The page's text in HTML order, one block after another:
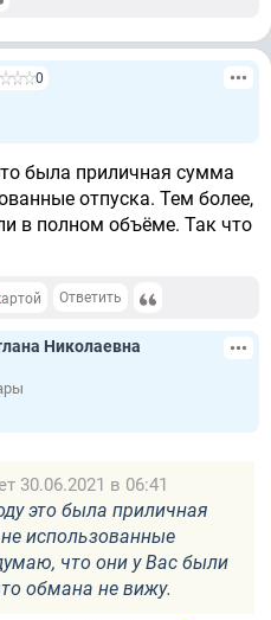
0
была приличная сумма
отпуска. Тем более,
в полном объёме. Так что
Ответить
Николаевна
30.06.2021 в 06:41
это была приличная
использованные
что они у Вас были
обмана не вижу.